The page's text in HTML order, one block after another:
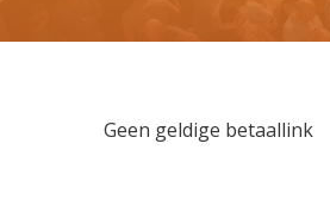
Geen geldige betaallink